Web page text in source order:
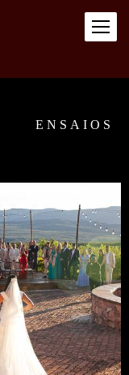
ENSAIOS